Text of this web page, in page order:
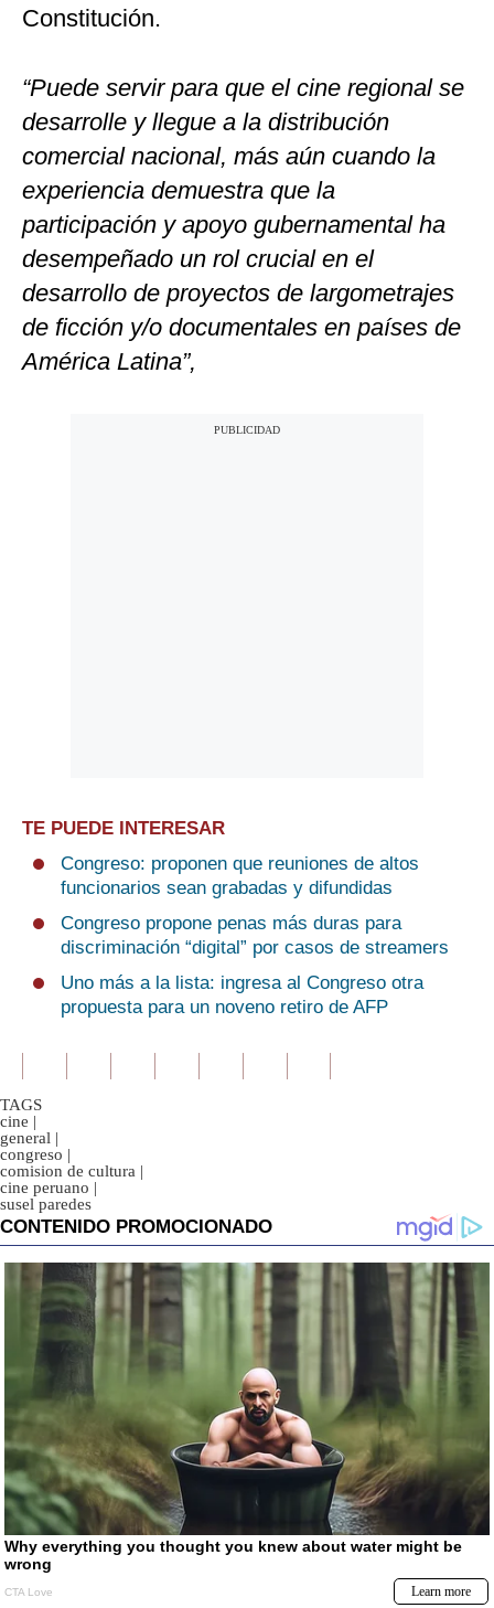
Constitución.
“Puede servir para que el cine regional se
desarrolle y llegue a la distribución
comercial nacional, más aún cuando la
experiencia demuestra que la
participación y apoyo gubernamental ha
desempeñado un rol crucial en el
desarrollo de proyectos de largometrajes
de ficción y/o documentales en países de
América Latina”,
TE PUEDE INTERESAR
Congreso: proponen que reuniones de altos
funcionarios sean grabadas y difundidas
Congreso propone penas más duras para
discriminación “digital” por casos de streamers
Uno más a la lista: ingresa al Congreso otra
propuesta para un noveno retiro de AFP
TAGS
cine |
general |
congreso |
comision de cultura |
cine peruano |
susel paredes